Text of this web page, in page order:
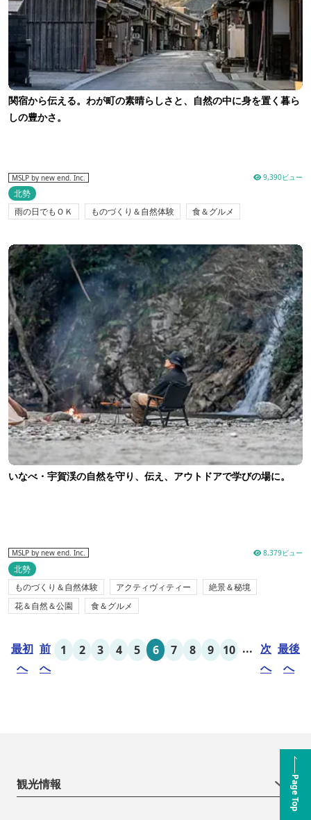
関宿から伝える。わが町の素晴らしさと、自然の中に身を置く暮ら
しの豊かさ。
MSLP by new end. Inc. 9,390ビュー
北勢
雨の日でもＯＫ
ものづくり＆自然体験 食＆グルメ
いなべ・宇賀渓の自然を守り、伝え、アウトドアで学びの場に。
MSLP by new end. Inc. 8,379ビュー
北勢
ものづくり＆自然体験
アクティヴィティー
絶景＆秘境
花＆自然＆公園
食＆グルメ
最初
へ
前
へ
1 2 3 4 5 6 7 8 9 10 ... 次
へ
最後
へ
Page Top
観光情報